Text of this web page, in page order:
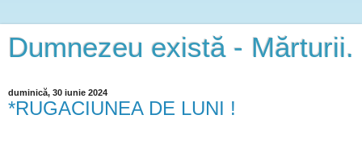
Dumnezeu există - Mărturii.
duminică, 30 iunie 2024
*RUGACIUNEA DE LUNI !